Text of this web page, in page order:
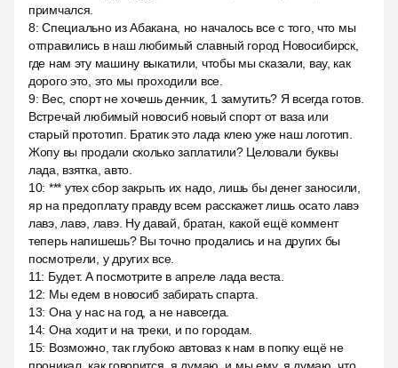
примчался.
8:Специально из Абакана, но началось все с того, что мы
отправились в наш любимый славный город Новосибирск,
где нам эту машину выкатили, чтобы мы сказали, вау, как
дорого это, это мы проходили все.
9: Вес, спорт не хочешь денчик, 1 замутить? Я всегда готов.
Встречай любимый новосиб новый спорт от ваза или
старый прототип. Братик это лада клею уже наш логотип.
Жопу вы продали сколько заплатили? Целовали буквы
лада, взятка, авто.
10: *** утех сбор закрыть их надо, лишь бы денег заносили,
яр на предоплату правду всем расскажет лишь осато лавэ
лавэ, лавэ, лавэ. Ну давай, братан, какой ещё коммент
теперь напишешь? Вы точно продались и на других бы
посмотрели, у других все.
11: Будет. А посмотрите в апреле лада веста.
12: Мы едем в новосиб забирать спарта.
13: Она у нас на год, а не навсегда.
14: Она ходит и на треки, и по городам.
15: Возможно, так глубоко автоваз к нам в попку ещё не